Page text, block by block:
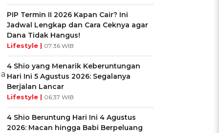
PIP Termin II 2026 Kapan Cair? Ini
Jadwal Lengkap dan Cara Ceknya agar
Dana Tidak Hangus!
Lifestyle | 07:36 WIB
4 Shio yang Menarik Keberuntungan
Hari Ini 5 Agustus 2026: Segalanya
Berjalan Lancar
Lifestyle | 06:37 WIB
4 Shio Beruntung Hari Ini 4 Agustus
2026: Macan hingga Babi Berpeluang